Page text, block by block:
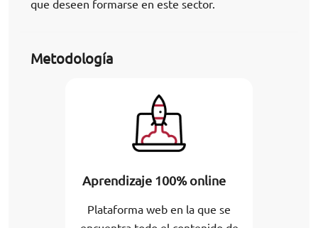
que deseen formarse en este sector.
Metodología
Aprendizaje 100% online
Plataforma web en la que se